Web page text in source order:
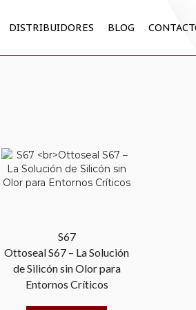
DISTRIBUIDORES BLOG
S67
Ottoseal S67 – La Solución
de Silicón sin Olor para
Entornos Críticos